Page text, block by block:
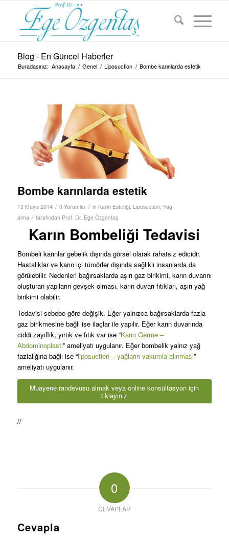
Blog - En Güncel Haberler
Buradasınız: Anasayfa / Genel / Liposuction / Bombe karınlarda estetik
Bombe karınlarda estetik
13 Mayıs 2014 / 0 Yorumlar / in Karın Estetiği, Liposuction, Yağ
alma / tarafından Prof. Dr. Ege Özgentaş
Karın Bombeliği Tedavisi
Bombeli karınlar gebelik dışında görsel olarak rahatsız edicidir.
Hastalıklar ve karın içi tümörler dışında sağlıklı insanlarda da
görülebilir. Nedenleri bağırsaklarda aşırı gaz birikimi, karın duvarını
oluşturan yapıların gevşek olması, karın duvarı fıtıkları, aşırı yağ
birikimi olabilir.
Tedavisi sebebe göre değişik. Eğer yalnızca bağırsaklarda fazla
gaz birikmesine bağlı ise ilaçlar ile yapılır. Eğer karın duvarında
ciddi zayıflık, yırtık ve fıtık var ise “Karın Germe –
Abdominoplasti” ameliyatı uygulanır. Eğer bombelik yalnız yağ
fazlalığına bağlı ise “liposuction – yağların vakumla alınması”
ameliyatı uygulanır.
Muayene randevusu almak veya online konsültasyon için
tıklayınız
//
0
CEVAPLAR
Cevapla